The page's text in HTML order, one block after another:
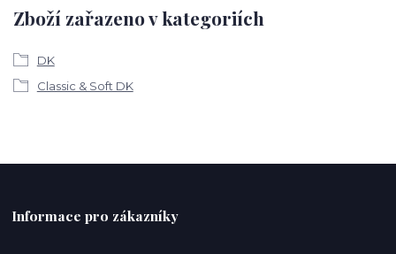
Zboží zařazeno v kategoriích
DK
Classic & Soft DK
Informace pro zákazníky